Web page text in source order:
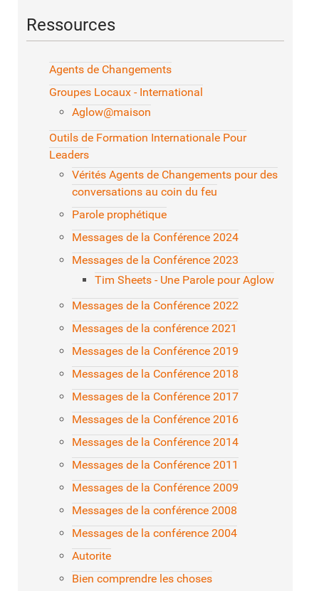
Ressources
Agents de Changements
Groupes Locaux - International
Aglow@maison
Outils de Formation Internationale Pour
Leaders
Vérités Agents de Changements pour des
conversations au coin du feu
Parole prophétique
Messages de la Conférence 2024
Messages de la Conférence 2023
Tim Sheets - Une Parole pour Aglow
Messages de la Conférence 2022
Messages de la conférence 2021
Messages de la Conférence 2019
Messages de la Conférence 2018
Messages de la Conférence 2017
Messages de la Conférence 2016
Messages de la Conférence 2014
Messages de la Conférence 2011
Messages de la Conférence 2009
Messages de la conférence 2008
Messages de la conférence 2004
Autorite
Bien comprendre les choses